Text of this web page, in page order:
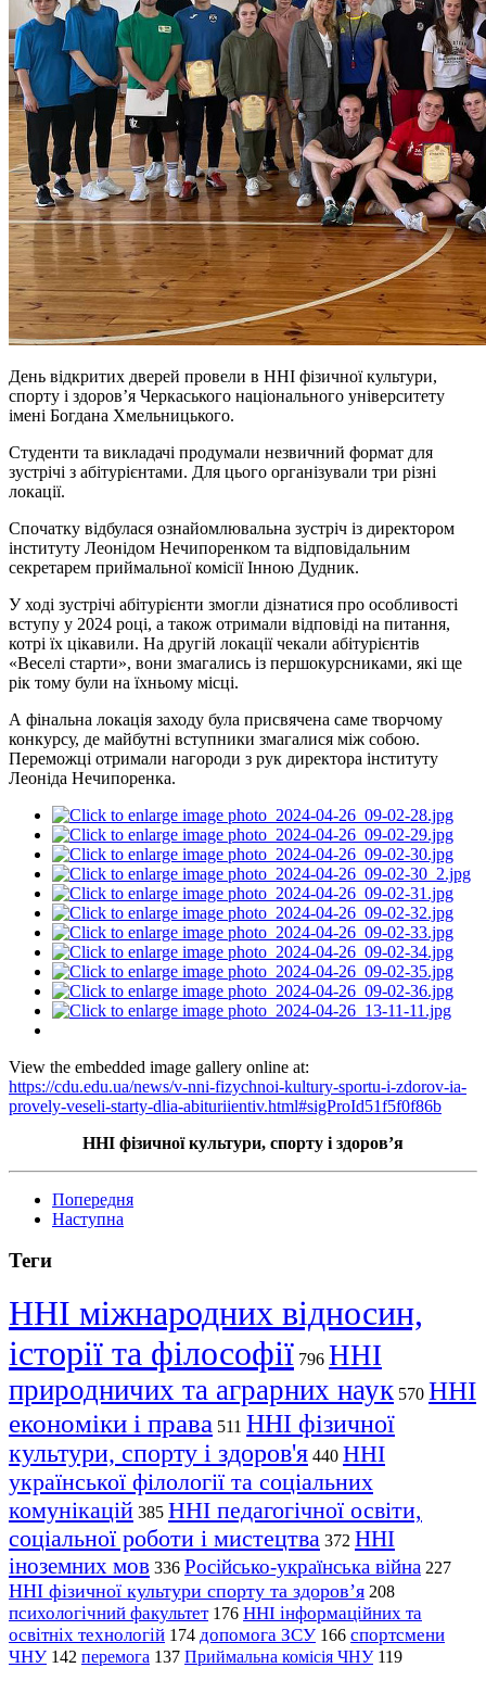
День відкритих дверей провели в ННІ фізичної культури,
спорту і здоровʼя Черкаського національного університету
імені Богдана Хмельницького.
Студенти та викладачі продумали незвичний формат для
зустрічі з абітурієнтами. Для цього організували три різні
локації.
Спочатку відбулася ознайомлювальна зустріч із директором
інституту Леонідом Нечипоренком та відповідальним
секретарем приймальної комісії Інною Дудник.
У ході зустрічі абітурієнти змогли дізнатися про особливості
вступу у 2024 році, а також отримали відповіді на питання,
котрі їх цікавили. На другій локації чекали абітурієнтів
«Веселі старти», вони змагались із першокурсниками, які ще
рік тому були на їхньому місці.
А фінальна локація заходу була присвячена саме творчому
конкурсу, де майбутні вступники змагалися між собою.
Переможці отримали нагороди з рук директора інституту
Леоніда Нечипоренка.
View the embedded image gallery online at:
https://cdu.edu.ua/news/v-nni-fizychnoi-kultury-sportu-i-zdorov-ia-
provely-veseli-starty-dlia-abituriientiv.html#sigProId51f5f0f86b
ННІ фізичної культури, спорту і здоровʼя
Попередня
Наступна
Теги
ННІ міжнародних відносин,
історії та філософії 796 ННІ
природничих та аграрних наук 570 ННІ
економіки і права 511 ННІ фізичної
культури, спорту і здоров'я 440 ННІ
української філології та соціальних
комунікацій 385 ННІ педагогічної освіти,
соціальної роботи і мистецтва 372 ННІ
іноземних мов 336 Російсько-українська війна 227
ННІ фізичної культури спорту та здоров’я 208
психологічний факультет 176 ННІ інформаційних та
освітніх технологій 174 допомога ЗСУ 166 спортсмени
ЧНУ 142 перемога 137 Приймальна комісія ЧНУ 119